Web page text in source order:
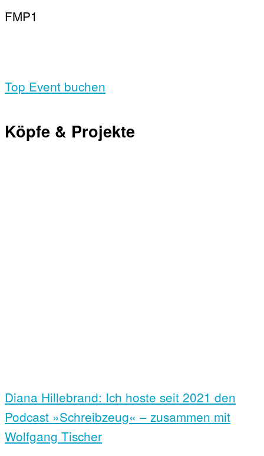
FMP1
Top Event buchen
Köpfe & Projekte
Diana Hillebrand: Ich hoste seit 2021 den
Podcast »Schreibzeug« – zusammen mit
Wolfgang Tischer